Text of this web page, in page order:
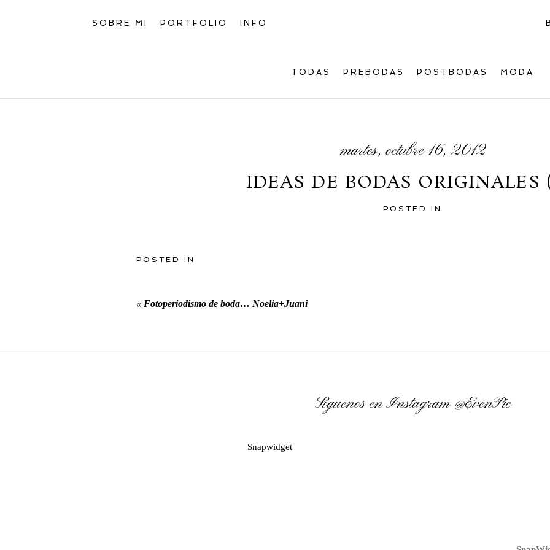
SOBRE MI PORTFOLIO INFO
TODAS PREBODAS POSTBODAS MODA
martes, octubre 16, 2012
IDEAS DE BODAS ORIGINALES
POSTED IN
POSTED IN
« Fotoperiodismo de boda… Noelia+Juani
Síguenos en Instagram@EvenPic
Snapwidget